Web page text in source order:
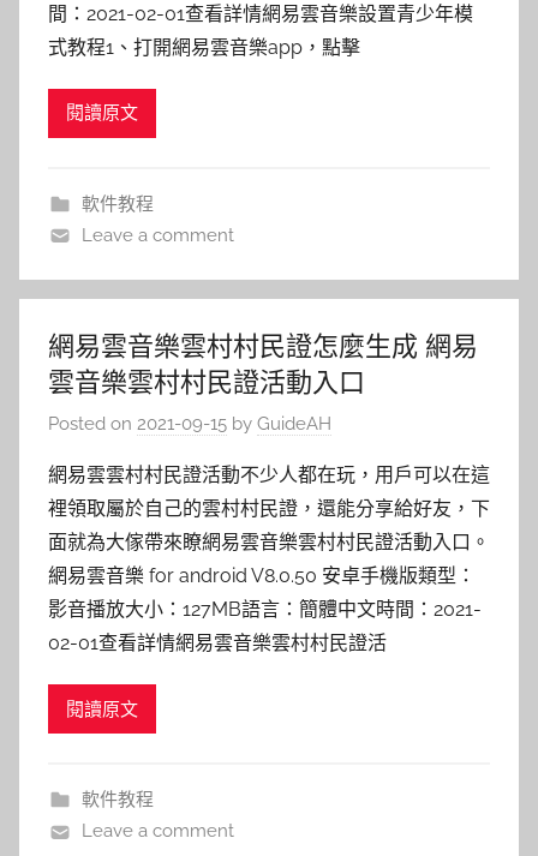
間：2021-02-01查看詳情網易雲音樂設置青少年模
式教程1、打開網易雲音樂app，點擊
閱讀原文
軟件教程
Leave a comment
網易雲音樂雲村村民證怎麼生成 網易
雲音樂雲村村民證活動入口
Posted on 2021-09-15 by GuideAH
網易雲雲村村民證活動不少人都在玩，用戶可以在這
裡領取屬於自己的雲村村民證，還能分享給好友，下
面就為大傢帶來瞭網易雲音樂雲村村民證活動入口。
網易雲音樂 for android V8.0.50 安卓手機版類型：
影音播放大小：127MB語言：簡體中文時間：2021-
02-01查看詳情網易雲音樂雲村村民證活
閱讀原文
軟件教程
Leave a comment